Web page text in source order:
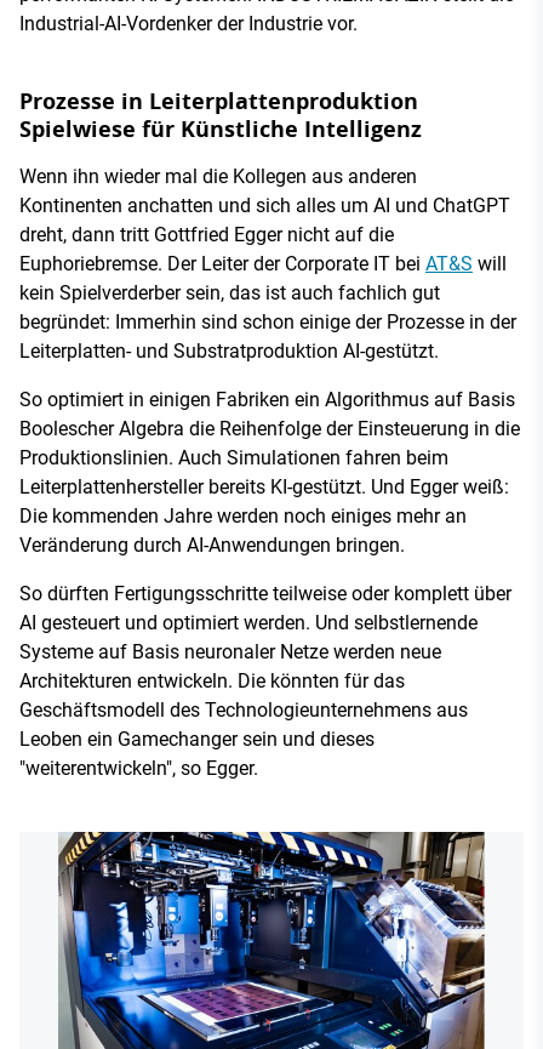
Industrial-AI-Vordenker der Industrie vor.
Prozesse in Leiterplattenproduktion
Spielwiese für Künstliche Intelligenz
Wenn ihn wieder mal die Kollegen aus anderen
Kontinenten anchatten und sich alles um AI und ChatGPT
dreht, dann tritt Gottfried Egger nicht auf die
Euphoriebremse. Der Leiter der Corporate IT bei AT&S will
kein Spielverderber sein, das ist auch fachlich gut
begründet: Immerhin sind schon einige der Prozesse in der
Leiterplatten- und Substratproduktion AI-gestützt.
So optimiert in einigen Fabriken ein Algorithmus auf Basis
Boolescher Algebra die Reihenfolge der Einsteuerung in die
Produktionslinien. Auch Simulationen fahren beim
Leiterplattenhersteller bereits KI-gestützt. Und Egger weiß:
Die kommenden Jahre werden noch einiges mehr an
Veränderung durch AI-Anwendungen bringen.
So dürften Fertigungsschritte teilweise oder komplett über
AI gesteuert und optimiert werden. Und selbstlernende
Systeme auf Basis neuronaler Netze werden neue
Architekturen entwickeln. Die könnten für das
Geschäftsmodell des Technologieunternehmens aus
Leoben ein Gamechanger sein und dieses
"weiterentwickeln", so Egger.